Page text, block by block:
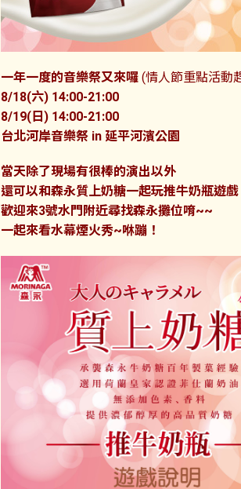
一年一度的音樂祭又來囉 (情人節重點活動
8/18(六) 14:00-21:00
8/19(日) 14:00-21:00
台北河岸音樂祭 in 延平河濱公園
當天除了現場有很棒的演出以外
還可以和森永質上奶糖一起玩推牛奶瓶遊戲
歡迎來3號水門附近尋找森永攤位唷~~
一起來看水幕煙火秀~咻蹦！